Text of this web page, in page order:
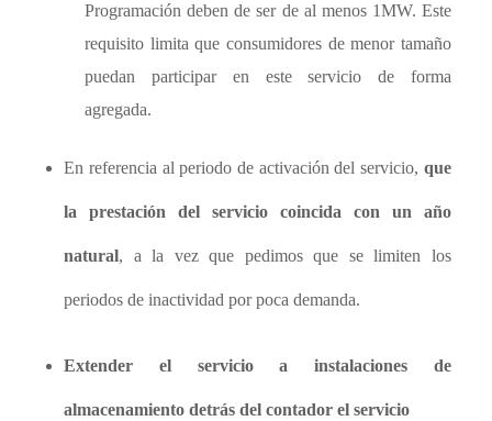
Programación deben de ser de al menos 1MW. Este
requisito limita que consumidores de menor tamaño
puedan participar en este servicio de forma
agregada.
En referencia al periodo de activación del servicio, que
la prestación del servicio coincida con un año
natural, a la vez que pedimos que se limiten los
periodos de inactividad por poca demanda.
Extender el servicio a instalaciones de
almacenamiento detrás del contador el servicio